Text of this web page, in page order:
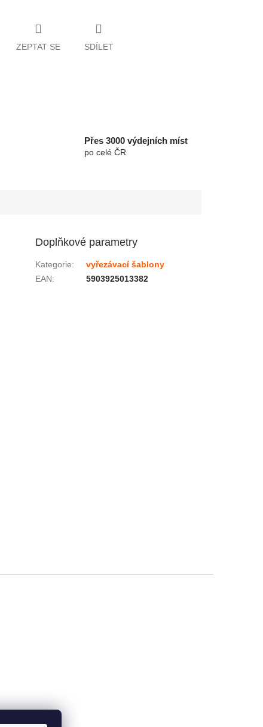
ZEPTAT SE SDÍLET
Přes 3000 výdejních míst
po celé ČR
Doplňkové parametry
Kategorie:
vyřezávací šablony
EAN: 5903925013382